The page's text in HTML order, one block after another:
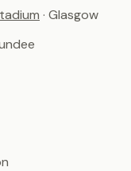
· Glasgow